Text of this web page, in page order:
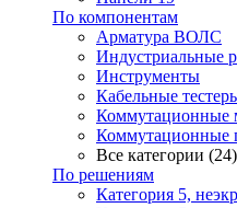
По компонентам
Арматура ВОЛС
Индустриальные
Инструменты
Кабельные
Коммутационные
Коммутационные
Все категории (24)
По решениям
Категория 5,